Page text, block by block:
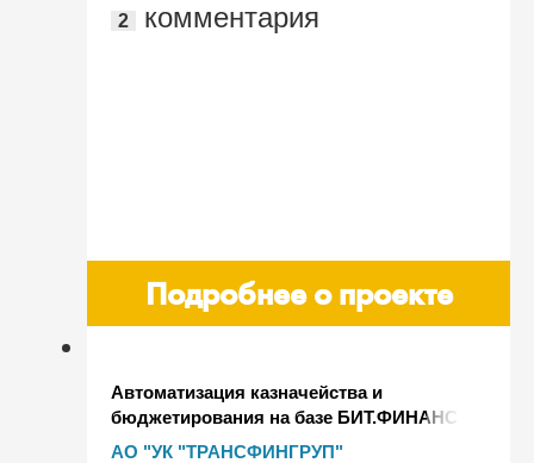
2 комментария
Подробнее о проекте
Автоматизация казначейства и
бюджетирования на базе БИТ.ФИНАНС
и 1С:БНФО для некредитной
АО "УК "ТРАНСФИНГРУП"